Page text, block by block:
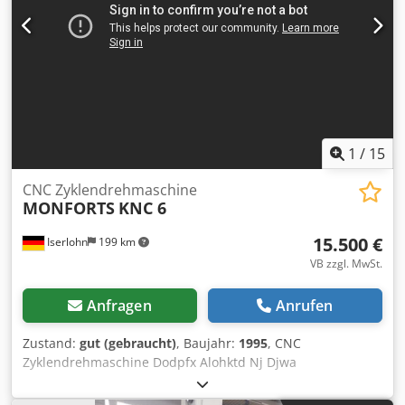
1 / 15
Iserlohn 199 km
CNC Zyklendrehmaschine
MONFORTS KNC 6
15.500 €
VB zzgl. MwSt.
Anfragen Anrufen
Zustand: gut (gebraucht), Baujahr: 1995, CNC
Zyklendrehmaschine Dodpfx Alohktd Nj Djwa
Fabr.MONFORTS KNC 6 Bj.1995 Steuerung Monforts MTC
K. Spitzenweite : 2000 mm Max.Umlauf-Durchmesser über